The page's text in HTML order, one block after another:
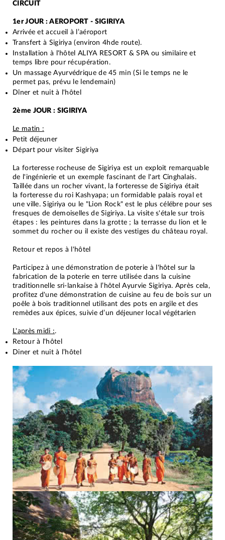
CIRCUIT
1er JOUR : AEROPORT - SIGIRIYA
Arrivée et accueil à l’aéroport
Transfert à Sigiriya (environ 4hde route).
Installation à l'hôtel ALIYA RESORT & SPA ou similaire et
temps libre pour récupération.
Un massage Ayurvédrique de 45 min (Si le temps ne le
permet pas, prévu le lendemain)
Dîner et nuit à l'hôtel
2ème JOUR : SIGIRIYA
Le matin :
Petit déjeuner
Départ pour visiter Sigiriya
La forteresse rocheuse de Sigiriya est un exploit remarquable
de l'ingénierie et un exemple fascinant de l'art Cinghalais.
Taillée dans un rocher vivant, la forteresse de Sigiriya était
la forteresse du roi Kashyapa; un formidable palais royal et
une ville. Sigiriya ou le "Lion Rock" est le plus célébre pour ses
fresques de demoiselles de Sigiriya. La visite s'étale sur trois
étapes : les peintures dans la grotte ; la terrasse du lion et le
sommet du rocher ou il existe des vestiges du château royal.
Retour et repos à l'hôtel
Participez à une démonstration de poterie à l'hôtel sur la
fabrication de la poterie en terre utilisée dans la cuisine
traditionnelle sri-lankaise à l’hôtel Ayurvie Sigiriya. Après cela,
profitez d'une démonstration de cuisine au feu de bois sur un
poêle à bois traditionnel utilisant des pots en argile et des
remèdes aux épices, suivie d’un déjeuner local végétarien
L'après midi :.
Retour à l'hôtel
Diner et nuit à l’hôtel